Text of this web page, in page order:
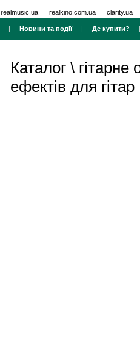
realmusic.ua realkino.com.ua clarity.ua
| Новини та події| Де купити?
Каталог \ гітарне
ефектів для гітар